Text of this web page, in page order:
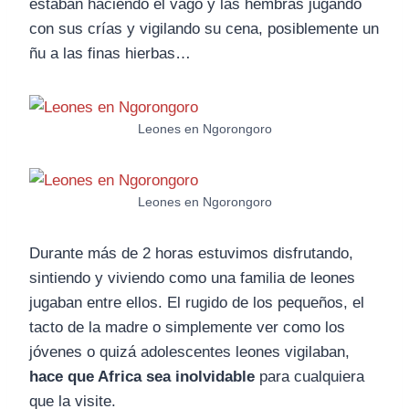
estaban haciendo el vago y las hembras jugando
con sus crías y vigilando su cena, posiblemente un
ñu a las finas hierbas…
Leones en Ngorongoro
Leones en Ngorongoro
Durante más de 2 horas estuvimos disfrutando,
sintiendo y viviendo como una familia de leones
jugaban entre ellos. El rugido de los pequeños, el
tacto de la madre o simplemente ver como los
jóvenes o quizá adolescentes leones vigilaban,
hace que Africa sea inolvidable para cualquiera
que la visite.